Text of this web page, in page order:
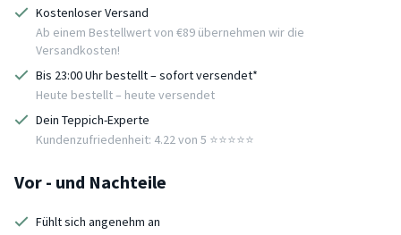
Kostenloser Versand
Ab einem Bestellwert von €89 übernehmen wir die
Versandkosten!
Bis 23:00 Uhr bestellt – sofort versendet*
Heute bestellt – heute versendet
Dein Teppich-Experte
Kundenzufriedenheit: 4.22 von 5 ⭐️⭐️⭐️⭐️⭐️
Vor - und Nachteile
Fühlt sich angenehm an